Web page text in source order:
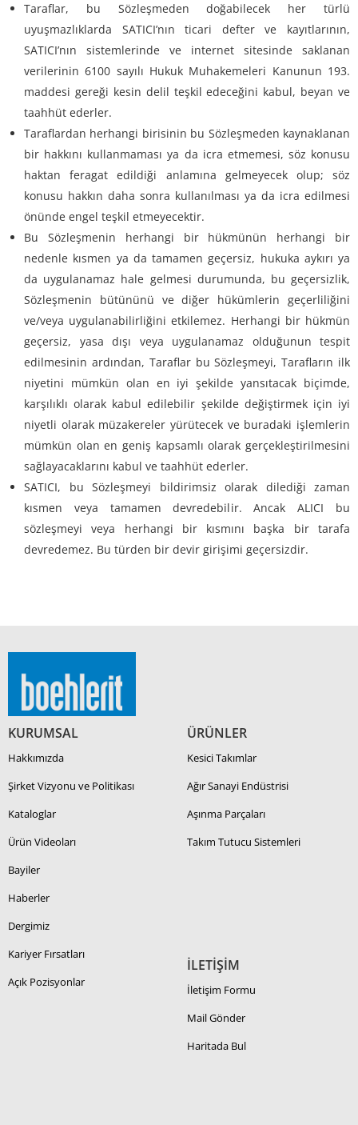
Taraflar, bu Sözleşmeden doğabilecek her türlü
uyuşmazlıklarda SATICI’nın ticari defter ve kayıtlarının,
SATICI’nın sistemlerinde ve internet sitesinde saklanan
verilerinin 6100 sayılı Hukuk Muhakemeleri Kanunun 193.
maddesi gereği kesin delil teşkil edeceğini kabul, beyan ve
taahhüt ederler.
Taraflardan herhangi birisinin bu Sözleşmeden kaynaklanan
bir hakkını kullanmaması ya da icra etmemesi, söz konusu
haktan feragat edildiği anlamına gelmeyecek olup; söz
konusu hakkın daha sonra kullanılması ya da icra edilmesi
önünde engel teşkil etmeyecektir.
Bu Sözleşmenin herhangi bir hükmünün herhangi bir
nedenle kısmen ya da tamamen geçersiz, hukuka aykırı ya
da uygulanamaz hale gelmesi durumunda, bu geçersizlik,
Sözleşmenin bütününü ve diğer hükümlerin geçerliliğini
ve/veya uygulanabilirliğini etkilemez. Herhangi bir hükmün
geçersiz, yasa dışı veya uygulanamaz olduğunun tespit
edilmesinin ardından, Taraflar bu Sözleşmeyi, Tarafların ilk
niyetini mümkün olan en iyi şekilde yansıtacak biçimde,
karşılıklı olarak kabul edilebilir şekilde değiştirmek için iyi
niyetli olarak müzakereler yürütecek ve buradaki işlemlerin
mümkün olan en geniş kapsamlı olarak gerçekleştirilmesini
sağlayacaklarını kabul ve taahhüt ederler.
SATICI, bu Sözleşmeyi bildirimsiz olarak dilediği zaman
kısmen veya tamamen devredebilir. Ancak ALICI bu
sözleşmeyi veya herhangi bir kısmını başka bir tarafa
devredemez. Bu türden bir devir girişimi geçersizdir.
KURUMSAL
Hakkımızda
Şirket Vizyonu ve Politikası
Kataloglar
Ürün Videoları
Bayiler
Haberler
Dergimiz
Kariyer Fırsatları
Açık Pozisyonlar
ÜRÜNLER
Kesici Takımlar
Ağır Sanayi Endüstrisi
Aşınma Parçaları
Takım Tutucu Sistemleri
İLETİŞİM
İletişim Formu
Mail Gönder
Haritada Bul